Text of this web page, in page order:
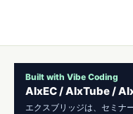
Built with Vibe Coding
AIxEC / AIxTube /
エクスブリッジは、セミナ